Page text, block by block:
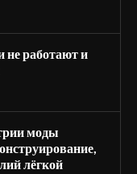
не работают и
моды
лёгкой